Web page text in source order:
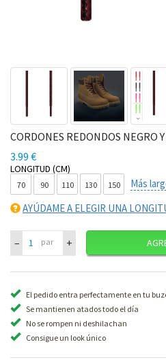
CORDONES REDONDOS NEGRO
3.99 €
LONGITUD (CM)
70 90 110 130 150
Más
AYÚDAME A ELEGIR UNA
– par +
El pedido entra perfectamente en tu
Se mantienen atados todo el día
No se rompen ni deshilachan
Consigue un look único